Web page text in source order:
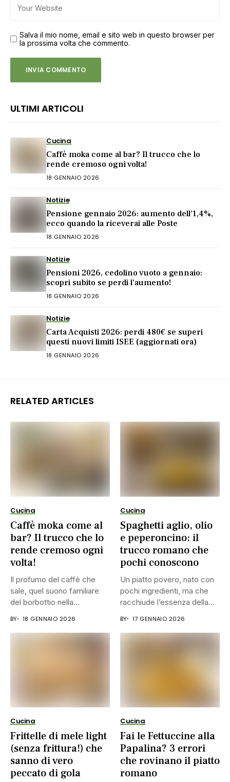
Salva il mio nome, email e sito web in questo browser per
la prossima volta che commento.
ULTIMI ARTICOLI
Cucina
Caffè moka come al bar? Il trucco che lo
rende cremoso ogni volta!
18 GENNAIO 2026
Notizie
Pensione gennaio 2026: aumento dell’1,4%,
ecco quando la riceverai alle Poste
18 GENNAIO 2026
Notizie
Pensioni 2026, cedolino vuoto a gennaio:
scopri subito se perdi l’aumento!
18 GENNAIO 2026
Notizie
Carta Acquisti 2026: perdi 480€ se superi
questi nuovi limiti ISEE (aggiornati ora)
18 GENNAIO 2026
RELATED ARTICLES
Cucina
Caffè moka come al
bar? Il trucco che lo
rende cremoso ogni
volta!
Il profumo del caffè che
sale, quel suono familiare
del borbottio nella...
BY 18 GENNAIO 2026
Cucina
Spaghetti aglio, olio
e peperoncino: il
trucco romano che
pochi conoscono
Un piatto povero, nato con
pochi ingredienti, ma che
racchiude l’essenza della...
BY 17 GENNAIO 2026
Cucina
Frittelle di mele light
(senza frittura!) che
sanno di vero
peccato di gola
Cucina
Fai le Fettuccine alla
Papalina? 3 errori
che rovinano il piatto
romano